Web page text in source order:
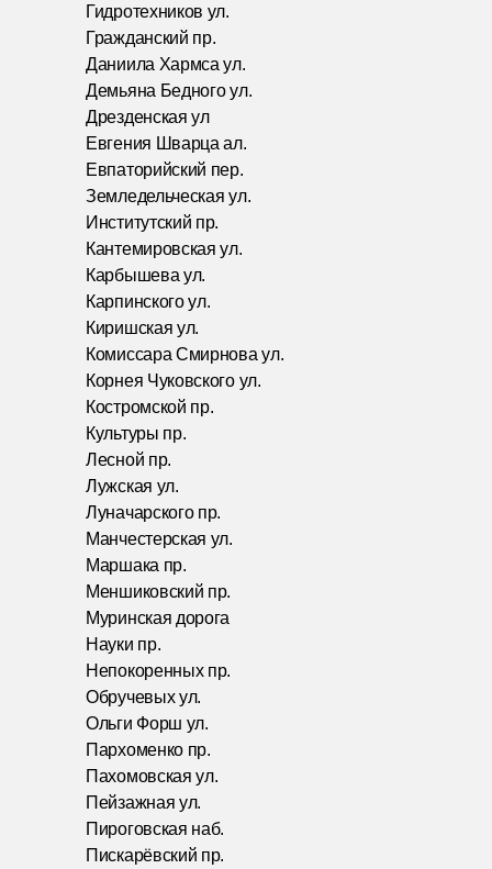
Гидротехников ул.
Гражданский пр.
Даниила Хармса ул.
Демьяна Бедного ул.
Дрезденская ул
Евгения Шварца ал.
Евпаторийский пер.
Земледельческая ул.
Институтский пр.
Кантемировская ул.
Карбышева ул.
Карпинского ул.
Киришская ул.
Комиссара Смирнова ул.
Корнея Чуковского ул.
Костромской пр.
Культуры пр.
Лесной пр.
Лужская ул.
Луначарского пр.
Манчестерская ул.
Маршака пр.
Меншиковский пр.
Муринская дорога
Науки пр.
Непокоренных пр.
Обручевых ул.
Ольги Форш ул.
Пархоменко пр.
Пахомовская ул.
Пейзажная ул.
Пироговская наб.
Пискарёвский пр.